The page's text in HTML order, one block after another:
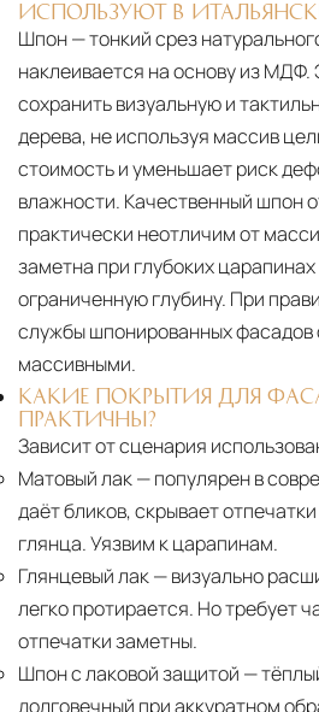
ИСПОЛЬЗУЮТ В
Шпон — тонкий срез
наклеивается на основу из МДФ.
сохранить визуальную и
дерева, не используя массив
стоимость и уменьшает риск
влажности. Качественный шпон
практически неотличим от
заметна при глубоких
ограниченную глубину. При
службы шпонированных фасадов
массивными.
КАКИЕ ПОКРЫТИЯ ДЛЯ
ПРАКТИЧНЫ?
Зависит от сценария
Матовый лак— популярен в
даёт бликов, скрывает
глянца. Уязвим к царапинам.
Глянцевый лак— визуально
легко протирается. Но требует
отпечатки заметны.
Шпон с лаковой защитой —
долговечный при аккуратном